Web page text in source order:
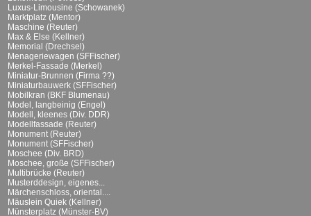
Luxus-Limousine (Schowanek)
Marktplatz (Mentor)
Maschine (Reuter)
Max & Else (Kellner)
Memorial (Drechsel)
Menageriewagen (SFFischer)
Merkel-Fassade (Merkel)
Miniatur-Brunnen (Firma ??)
Miniaturbauwerk (SFFischer)
Mobilkran (BKF Blumenau)
Model, langbeinig (Engel)
Modell, kleenes (Div. DDR)
Modellfassade (Reuter)
Monument (Reuter)
Monument (SFFischer)
Moschee (Div. BRD)
Moschee, große (SFFischer)
Multibrücke (Reuter)
Musterddesign, eigenes...
Märchenschloss, oriental....
Mäuslein Quiek (Kellner)
Münsterplatz (Münster-BV)